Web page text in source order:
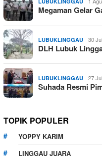
Megaman Gelar
LUBUKLINGGAU 30
DLH Lubuk
LUBUKLINGGAU 27
Suhada Resmi
TOPIK POPULER
YOPPY KARIM
LINGGAU JUARA